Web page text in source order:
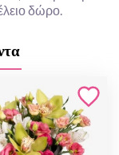
δώρο.